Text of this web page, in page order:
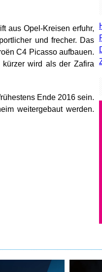
aus Opel-Kreisen erfuhr,
und frecher. Das
C4 Picasso aufbauen.
wird als der Zafira
Ende 2016 sein.
weitergebaut werden.